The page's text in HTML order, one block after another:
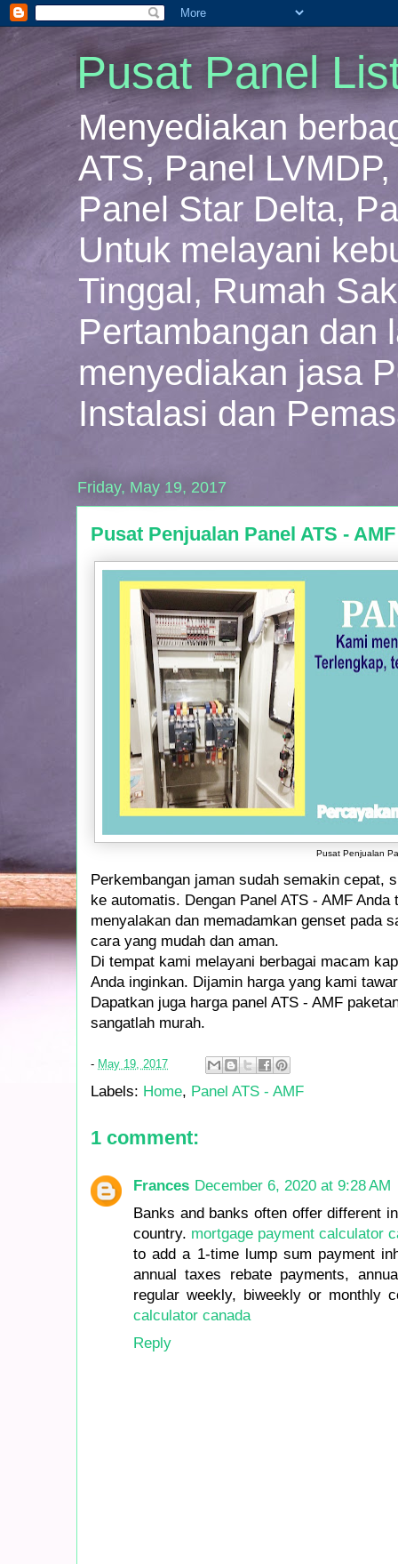
Pusat Panel
Menyediakan
ATS, Panel
Panel Star Delta,
Untuk melayani
Tinggal, Rumah
Pertambangan dan
menyediakan jasa
Instalasi dan
Friday, May 19, 2017
Pusat Penjualan Panel ATS - AMF
Pusat Penjualan
Perkembangan jaman sudah semakin cepat,
ke automatis. Dengan Panel ATS - AMF
menyalakan dan memadamkan genset pada
cara yang mudah dan aman.
Di tempat kami melayani berbagai macam
Anda inginkan. Dijamin harga yang kami
Dapatkan juga harga panel ATS - AMF
sangatlah murah.
- May 19, 2017
Labels: Home, Panel ATS - AMF
1 comment:
Frances December 6, 2020 at 9:28 AM
Banks and banks often offer different
country. mortgage payment calculator
to add a 1-time lump sum payment
annual taxes rebate payments,
regular weekly, biweekly or monthly
calculator canada
Reply